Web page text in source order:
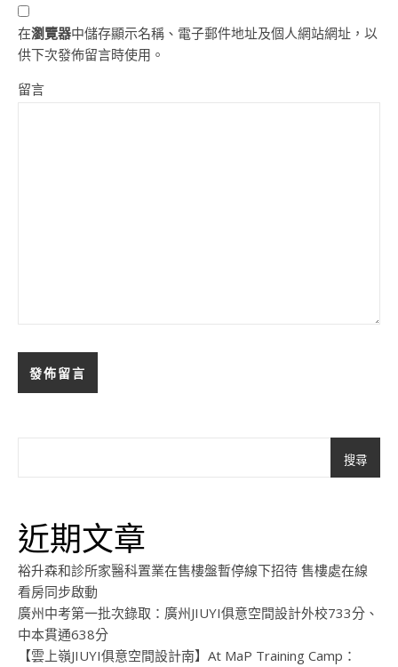
在瀏覽器中儲存顯示名稱、電子郵件地址及個人網站網址，以
供下次發佈留言時使用。
留言
搜尋
近期文章
裕升森和診所家醫科置業在售樓盤暫停線下招待 售樓處在線
看房同步啟動
廣州中考第一批次錄取：廣州JIUYI俱意空間設計外校733分、
中本貫通638分
【雲上嶺JIUYI俱意空間設計南】At MaP Training Camp：